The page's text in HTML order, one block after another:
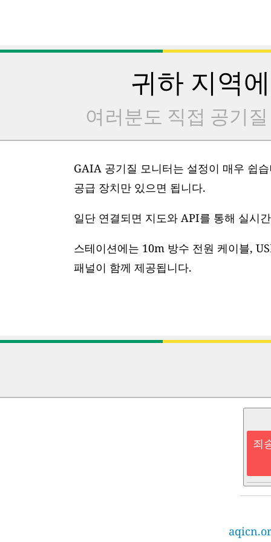
귀하 지역
여러분도 직접 공기
GAIA 공기질 모니터는 설정이 매우 쉽
공급 장치만 있으면 됩니다.
일단 연결되면 지도와 API를 통해 실시
스테이션에는 10m 방수 전원 케이블,
패널이 함께 제공됩니다.
죄